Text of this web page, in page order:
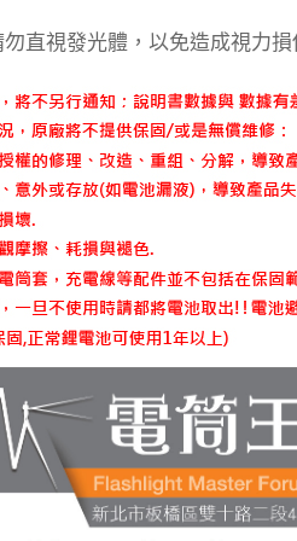
直視發光體，以免造成視力